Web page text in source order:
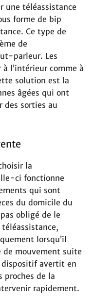
une téléassistance
forme de bip
Ce type de
de
parleur. Les
l’intérieur comme à
solution est la
âgées qui ont
des sorties au
la
ci fonctionne
qui sont
du domicile du
obligé de le
lorsqu’il
de mouvement suite
dispositif avertit en
proches de la
rapidement.